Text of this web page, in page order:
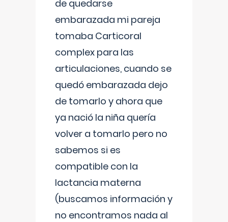
de quedarse
embarazada mi pareja
tomaba Carticoral
complex para las
articulaciones, cuando se
quedó embarazada dejo
de tomarlo y ahora que
ya nació la niña quería
volver a tomarlo pero no
sabemos si es
compatible con la
lactancia materna
(buscamos información y
no encontramos nada al